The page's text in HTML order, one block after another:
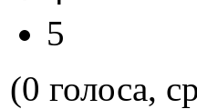
5
(0 голоса,